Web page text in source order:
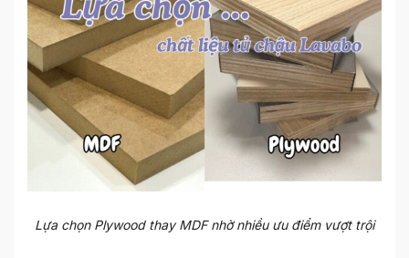
Lựa chọn Plywood thay MDF nhờ nhiều ưu điểm vượt trội